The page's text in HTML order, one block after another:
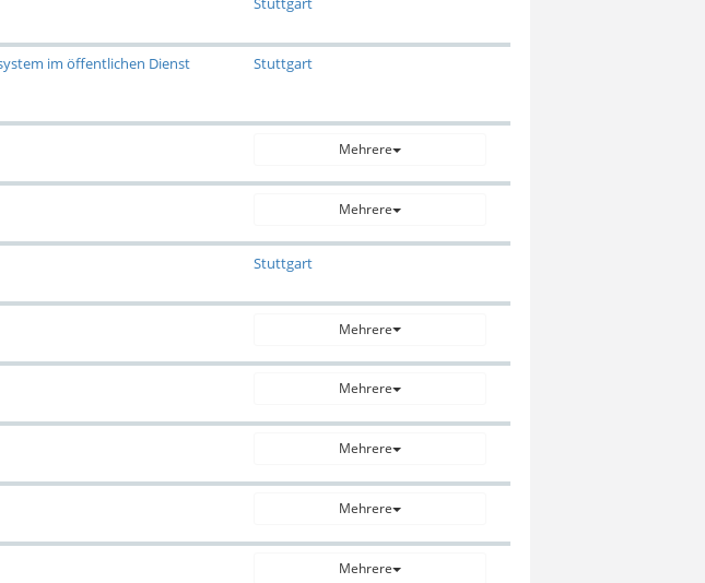
im öffentlichen Dienst
Stuttgart
Mehrere
Mehrere
Stuttgart
Mehrere
Mehrere
Mehrere
Mehrere
Mehrere